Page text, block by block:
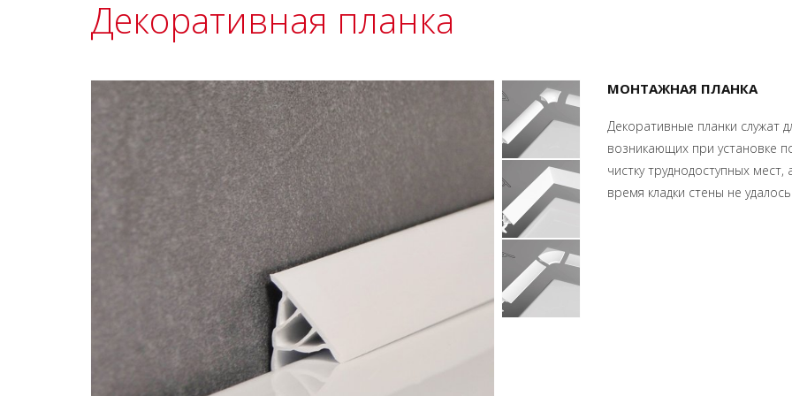
Декоративная планка
МОНТАЖНАЯ ПЛАНКА
Декоративные планки служат
возникающих при установке
чистку труднодоступных
время кладки стены не